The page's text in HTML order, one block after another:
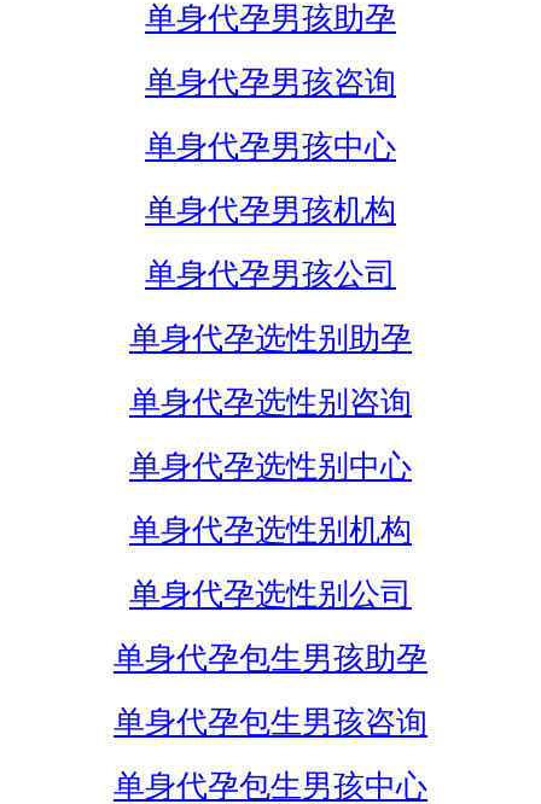
单身代孕男孩助孕
单身代孕男孩咨询
单身代孕男孩中心
单身代孕男孩机构
单身代孕男孩公司
单身代孕选性别助孕
单身代孕选性别咨询
单身代孕选性别中心
单身代孕选性别机构
单身代孕选性别公司
单身代孕包生男孩助孕
单身代孕包生男孩咨询
单身代孕包生男孩中心